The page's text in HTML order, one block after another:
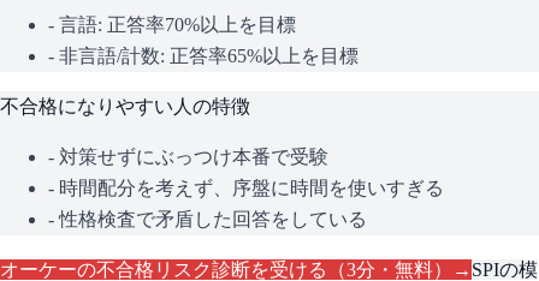
- 言語: 正答率70%以上を目標
- 非言語/計数: 正答率65%以上を目標
不合格になりやすい人の特徴
- 対策せずにぶっつけ本番で受験
- 時間配分を考えず、序盤に時間を使いすぎる
- 性格検査で矛盾した回答をしている
オーケーの不合格リスク診断を受ける（3分・無料）→ SPIの模